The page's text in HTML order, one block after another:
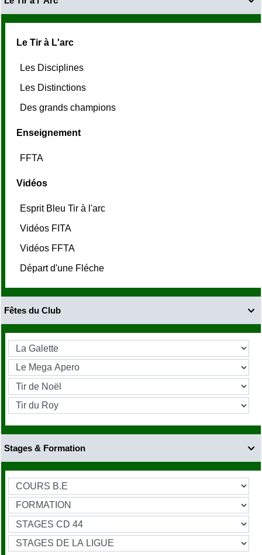
Le Tir à L'arc
Les Disciplines
Les Distinctions
Des grands champions
Enseignement
FFTA
Vidéos
Esprit Bleu Tir à l'arc
Vidéos FITA
Vidéos FFTA
Départ d'une Fléche

Fêtes du Club

Stages & Formation